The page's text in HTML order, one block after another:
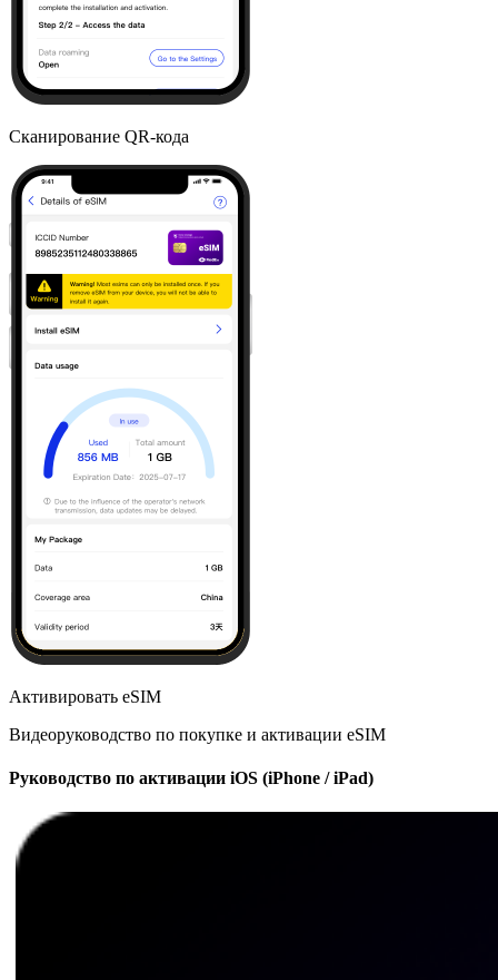
Сканирование QR-кода
Активировать eSIM
Видеоруководство по покупке и активации eSIM
Руководство по активации iOS (iPhone / iPad)